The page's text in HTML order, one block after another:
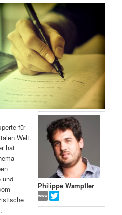
Philippe Wampfler
für
Welt.
hat
und